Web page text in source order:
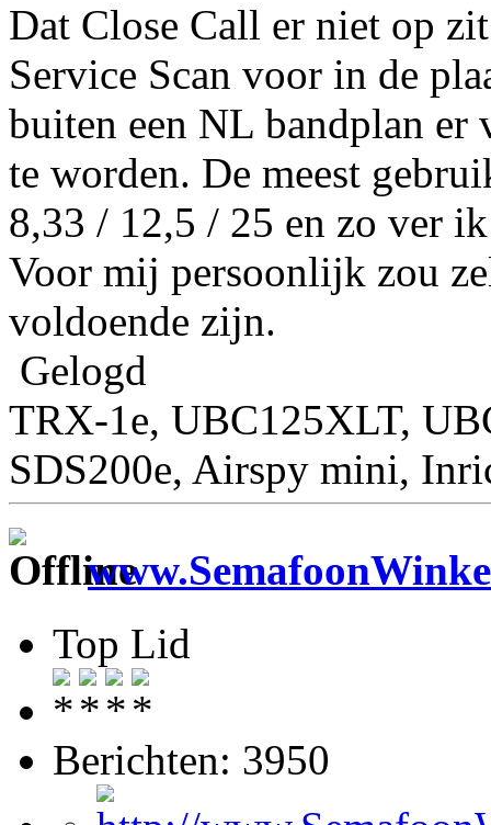
Dat Close Call er niet op
Service Scan voor in de
buiten een NL bandplan er
te worden. De meest
8,33 / 12,5 / 25 en zo ver
Voor mij persoonlijk zou
voldoende zijn.
Gelogd
TRX-1e, UBC125XLT,
SDS200e, Airspy mini,
Top Lid
Berichten: 3950